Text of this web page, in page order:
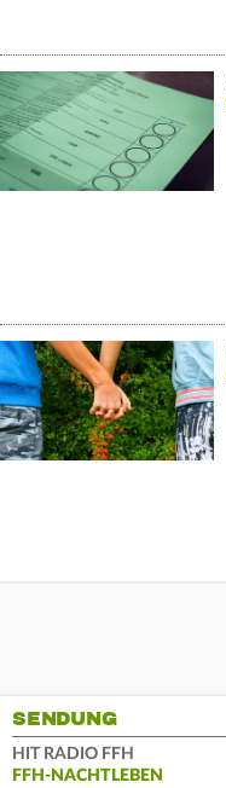
SENDUNG
HIT RADIO FFH
FFH-NACHTLEBEN